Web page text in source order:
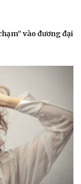
vào đương đại